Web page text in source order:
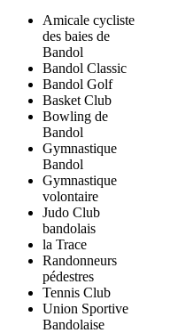
Amicale cycliste
des baies de
Bandol
Bandol Classic
Bandol Golf
Basket Club
Bowling de
Bandol
Gymnastique
Bandol
Gymnastique
volontaire
Judo Club
bandolais
la Trace
Randonneurs
pédestres
Tennis Club
Union Sportive
Bandolaise